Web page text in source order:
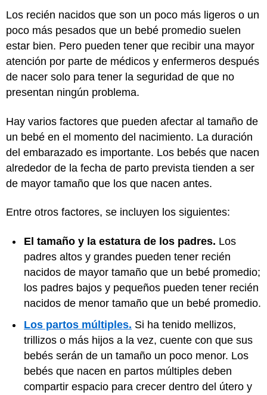
Los recién nacidos que son un poco más ligeros o un
poco más pesados que un bebé promedio suelen
estar bien. Pero pueden tener que recibir una mayor
atención por parte de médicos y enfermeros después
de nacer solo para tener la seguridad de que no
presentan ningún problema.
Hay varios factores que pueden afectar al tamaño de
un bebé en el momento del nacimiento. La duración
del embarazado es importante. Los bebés que nacen
alrededor de la fecha de parto prevista tienden a ser
de mayor tamaño que los que nacen antes.
Entre otros factores, se incluyen los siguientes:
El tamaño y la estatura de los padres. Los
padres altos y grandes pueden tener recién
nacidos de mayor tamaño que un bebé promedio;
los padres bajos y pequeños pueden tener recién
nacidos de menor tamaño que un bebé promedio.
Los partos múltiples. Si ha tenido mellizos,
trillizos o más hijos a la vez, cuente con que sus
bebés serán de un tamaño un poco menor. Los
bebés que nacen en partos múltiples deben
compartir espacio para crecer dentro del útero y